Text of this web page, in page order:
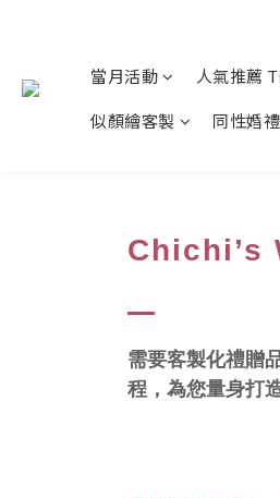
當月活動 人氣推薦
似顏繪客製
同性婚
Chichi’s
需要客製化禮贈
程，為您量身打